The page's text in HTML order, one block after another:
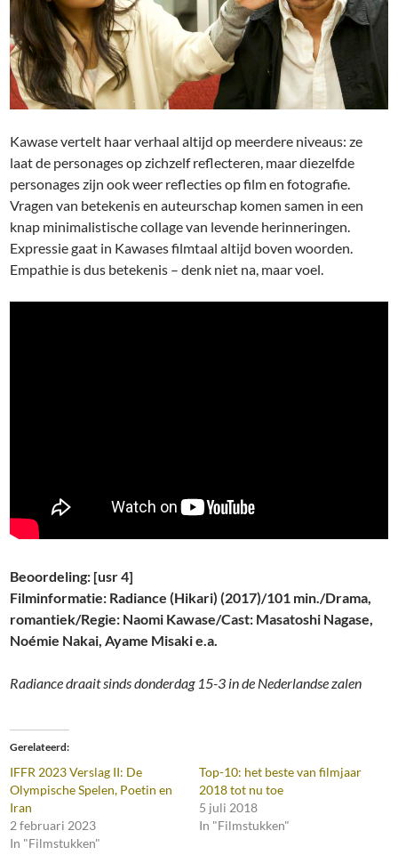
Kawase vertelt haar verhaal altijd op meerdere niveaus: ze
laat de personages op zichzelf reflecteren, maar diezelfde
personages zijn ook weer reflecties op film en fotografie.
Vragen van betekenis en auteurschap komen samen in een
knap minimalistische collage van levende herinneringen.
Expressie gaat in Kawases filmtaal altijd boven woorden.
Empathie is dus betekenis – denk niet na, maar voel.
Beoordeling: [usr 4]
Filminformatie: Radiance (Hikari) (2017)/101 min./Drama,
romantiek/Regie: Naomi Kawase/Cast: Masatoshi Nagase,
Noémie Nakai, Ayame Misaki e.a.
Radiance draait sinds donderdag 15-3 in de Nederlandse zalen
Gerelateerd
IFFR 2023 Verslag II: De
Olympische Spelen, Poetin en
Iran
2 februari 2023
In "Filmstukken"
Top-10: het beste van filmjaar
2018 tot nu toe
5 juli 2018
In "Filmstukken"